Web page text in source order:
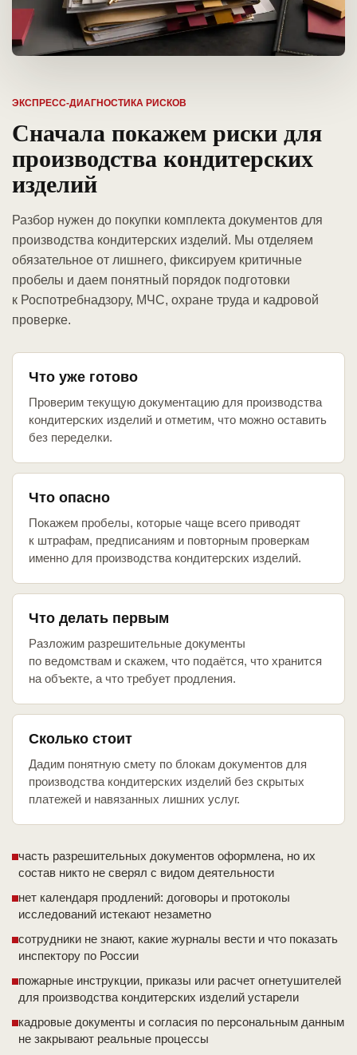
ЭКСПРЕСС-ДИАГНОСТИКА РИСКОВ
Сначала покажем риски для
производства кондитерских
изделий
Разбор нужен до покупки комплекта документов для
производства кондитерских изделий. Мы отделяем
обязательное от лишнего, фиксируем критичные
пробелы и даем понятный порядок подготовки
к Роспотребнадзору, МЧС, охране труда и кадровой
проверке.
Что уже готово
Проверим текущую документацию для производства
кондитерских изделий и отметим, что можно оставить
без переделки.
Что опасно
Покажем пробелы, которые чаще всего приводят
к штрафам, предписаниям и повторным проверкам
именно для производства кондитерских изделий.
Что делать первым
Разложим разрешительные документы
по ведомствам и скажем, что подаётся, что хранится
на объекте, а что требует продления.
Сколько стоит
Дадим понятную смету по блокам документов для
производства кондитерских изделий без скрытых
платежей и навязанных лишних услуг.
часть разрешительных документов оформлена, но их
состав никто не сверял с видом деятельности
нет календаря продлений: договоры и протоколы
исследований истекают незаметно
сотрудники не знают, какие журналы вести и что показать
инспектору по России
пожарные инструкции, приказы или расчет огнетушителей
для производства кондитерских изделий устарели
кадровые документы и согласия по персональным данным
не закрывают реальные процессы